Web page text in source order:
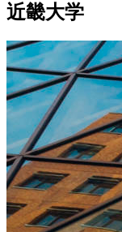
近畿大学